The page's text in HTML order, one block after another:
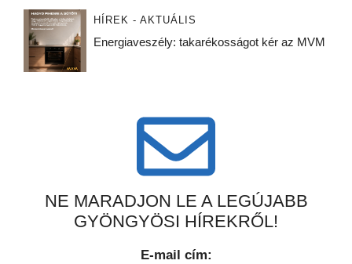
HÍREK - AKTUÁLIS
Energiaveszély: takarékosságot kér az MVM
NE MARADJON LE A LEGÚJABB
GYÖNGYÖSI HÍREKRŐL!
E-mail cím: